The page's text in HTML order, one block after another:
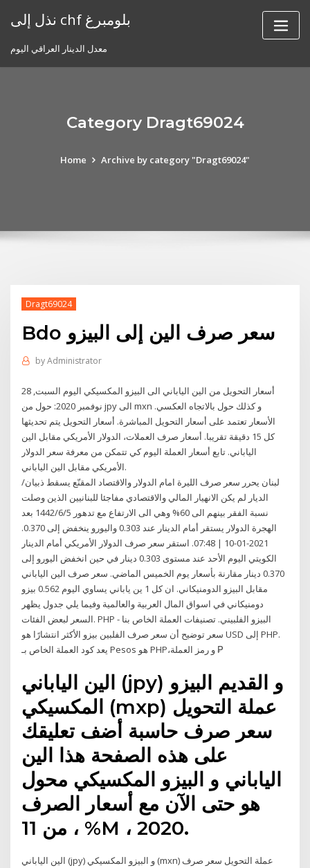
نذل إلى chf بلومبرغ
معدل الدينار العراقي اليوم
Category Dragt69024
Home Archive by category "Dragt69024"
Dragt69024
Bdo سعر صرف الين إلى البيزو
byAdministrator
أسعار التحويل من الين الياباني الى البيزو المكسيكي اليوم السبت, 28
نوفمبر 2020: حول من jpy الى mxn و كذلك حول بالاتجاه العكسي.
الأسعار تعتمد على أسعار التحويل المباشرة. أسعار التحويل يتم تحديثها
كل 15 دقيقة تقريبا. أسعار صرف العملات، الدولار الأمريكي مقابل الين
الياباني. تابع أسعار العملة اليوم كي تتمكن من معرفة سعر الدولار
الأمريكي مقابل الين الياباني.
لبنان يحرر سعر صرف الليرة امام الدولار والاقتصاد المقنّع يسقط ذبيان/
الديار لم يكن الانهيار المالي والاقتصادي مفاجئا للبنانيين الذين وصلت
نسبة الفقر بينهم الى 60% وهي الى الارتفاع مع تدهور 5‏‏/6‏‏/1442 بعد
الهجرة الدولار يستقر أمام الدينار عند 0.303 واليورو ينخفض إلى 0.370.
2021-01-10 | 07:48. استقر سعر صرف الدولار الأمريكي أمام الدينار
الكويتي اليوم الأحد عند مستوى 0.303 دينار في حين انخفض اليورو إلى
0.370 دينار مقارنة بأسعار يوم الخميس الماضي. سعر صرف الين الياباني
مقابل البيزو الدومنيكاني. ان كل 1 ين ياباني يساوي اليوم 0.562 بيزو
دومنيكاني في اسواق المال العربية والعالمية وفيما يلي جدول يظهر
السعر لبعض الفئات. PHP - البيزو الفلبيني. تصنيفات العملة الخاص بنا
توضيح أن سعر صرف الفلبين بيزو الأكثر انتشارًا هو ‎سعر USD إلى PHP‎.
يعد كود العملة الخاص بـ Pesos هو PHP،و رمز العملة ₱
الين الياباني (jpy) و القديم البيزو
المكسيكي (mxp) عملة التحويل
سعر صرف حاسبة أضف تعليقك
على هذه الصفحة هذا الين
الياباني و البيزو المكسيكي محول
هو حتى الآن مع أسعار الصرف
من 11 ، %M ، 2020.
الين الياباني (jpy) و البيزو المكسيكي (mxn) عملة التحويل سعر صرف